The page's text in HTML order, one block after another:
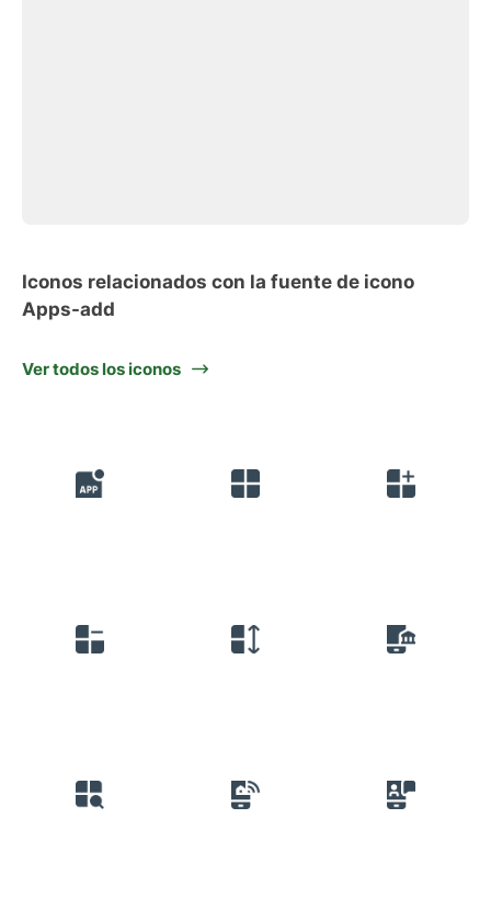
Iconos relacionados con la fuente de icono
Apps-add
Ver todos los iconos